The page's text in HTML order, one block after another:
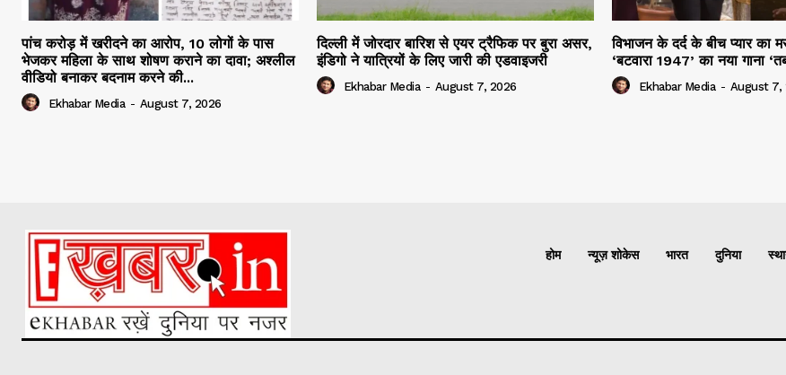
पांच करोड़ में खरीदने का आरोप, 10 लोगों के पास
भेजकर महिला के साथ शोषण कराने का दावा; अश्लील
वीडियो बनाकर बदनाम करने की...
Ekhabar Media - August 7, 2026
दिल्ली में जोरदार बारिश से एयर ट्रैफिक पर बुरा असर,
इंडिगो ने यात्रियों के लिए जारी की एडवाइजरी
Ekhabar Media - August 7, 2026
विभाजन के दर्द के बीच प्यार का
‘बटवारा 1947’ का नया गाना
Ekhabar Media - August 7,
होम न्यूज़ शोकेस भारत दुनिया